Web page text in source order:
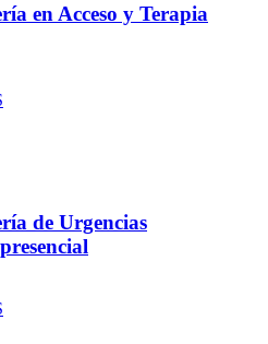
en Acceso y Terapia
de Urgencias